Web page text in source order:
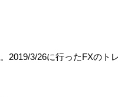
2019/3/26に行ったFXのト